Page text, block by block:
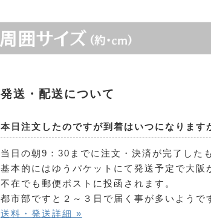
発送・配送について
本日注文したのですが到着はいつになります
当日の朝9：30までに注文・決済が完了した
基本的にはゆうパケットにて発送予定で大阪
不在でも郵便ポストに投函されます。
都市部ですと２～３日で届く事が多いようで
送料・発送詳細 »